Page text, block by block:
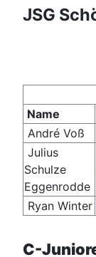
JSG
Name
André Voß
Julius
Schulze
Eggenrodde
Ryan Winter
C-